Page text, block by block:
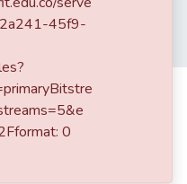
procesar la
45f9-
0